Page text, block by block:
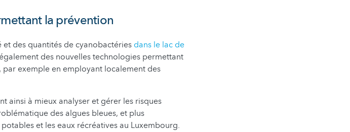
la prévention
des quantités de cyanobactéries dans le lac de
des nouvelles technologies permettant
exemple en employant localement des
ainsi à mieux analyser et gérer les risques
des algues bleues, et plus
et les eaux récréatives au Luxembourg.